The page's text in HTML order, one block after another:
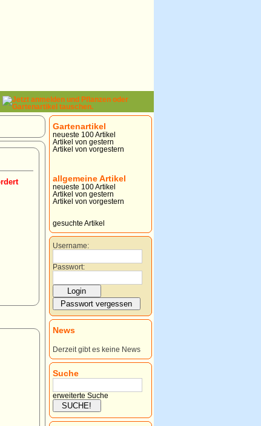
Gartenartikel
neueste 100 Artikel
Artikel von gestern
Artikel von vorgestern
allgemeine Artikel
neueste 100 Artikel
Artikel von gestern
Artikel von vorgestern
gesuchte Artikel
Username:
Passwort:
News
Derzeit gibt es keine News
Suche
erweiterte Suche